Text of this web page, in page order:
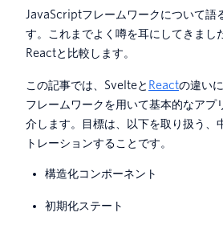
JavaScriptフレームワークについて語
す。これまでよく噂を耳にしてきまし
Reactと比較します。
この記事では、Svelteと Reactの違い
フレームワークを用いて基本的なアプ
介します。目標は、以下を取り扱う、
トレーションすることです。
構造化コンポーネント
初期化ステート